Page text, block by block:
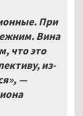
При
Вина
что это
из-
—